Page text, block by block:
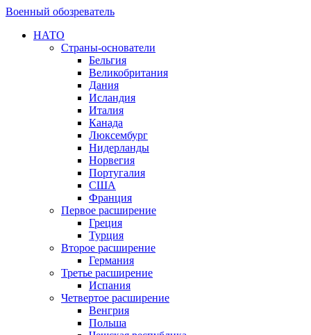
Военный обозреватель
НАТО
Страны-основатели
Бельгия
Великобритания
Дания
Исландия
Италия
Канада
Люксембург
Нидерланды
Норвегия
Португалия
США
Франция
Первое расширение
Греция
Турция
Второе расширение
Германия
Третье расширение
Испания
Четвертое расширение
Венгрия
Польша